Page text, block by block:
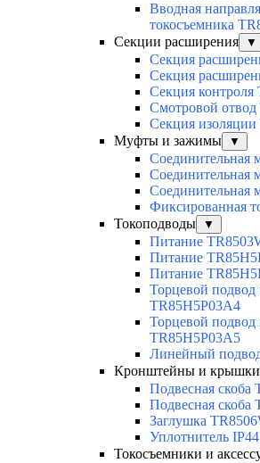
Вводная
токосъемника
Секции расширения
▼
Секция
Секция
Секция контроля
Смотровой
Секция
Муфты и зажимы
▼
Соединительная
Соединительная
Соединительная
Фиксированная
Токоподводы
▼
Питание
Питание
Питание
Торцевой подвод
TR85H5P03A4
Торцевой подвод
TR85H5P03A5
Линейный
Кронштейны и крышки
Подвесная скоба
Подвесная скоба
Заглушка
Уплотнитель
Токосъемники и